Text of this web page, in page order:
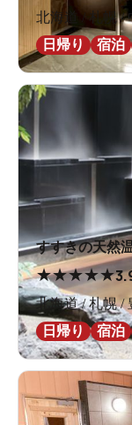
北海道 / 札幌 /
日帰り
宿泊
すすきの天然
★★★★★
北海道 / 札幌 /
日帰り
宿泊